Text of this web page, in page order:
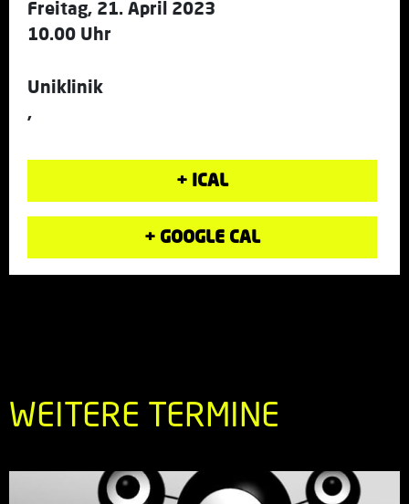
Freitag, 21. April 2023
10.00 Uhr
Uniklinik
,
+ ICAL
+ GOOGLE CAL
WEITERE TERMINE